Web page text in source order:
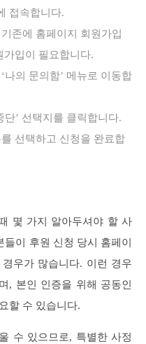
접속합니다.
존에 홈페이지 회원가입
가입이 필요합니다.
나의 문의함’ 메뉴로 이동합
단’ 선택지를 클릭합니다.
선택하고 신청을 완료합
몇 가지 알아두셔야 할 사
이 후원 신청 당시 홈페이
우가 많습니다. 이런 경우
, 본인 인증을 위해 공동인
할 수 있습니다.
수 있으므로, 특별한 사정